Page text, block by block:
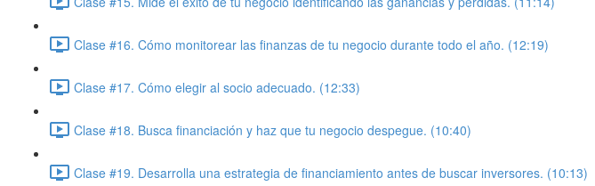
Clase #16. Cómo monitorear las finanzas de tu negocio durante todo el año. (12:19)
Clase #17. Cómo elegir al socio adecuado. (12:33)
Clase #18. Busca financiación y haz que tu negocio despegue. (10:40)
Clase #19. Desarrolla una estrategia de financiamiento antes de buscar inversores. (10:13)